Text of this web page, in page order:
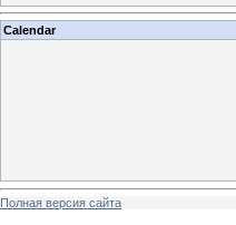
Calendar
Полная версия сайта